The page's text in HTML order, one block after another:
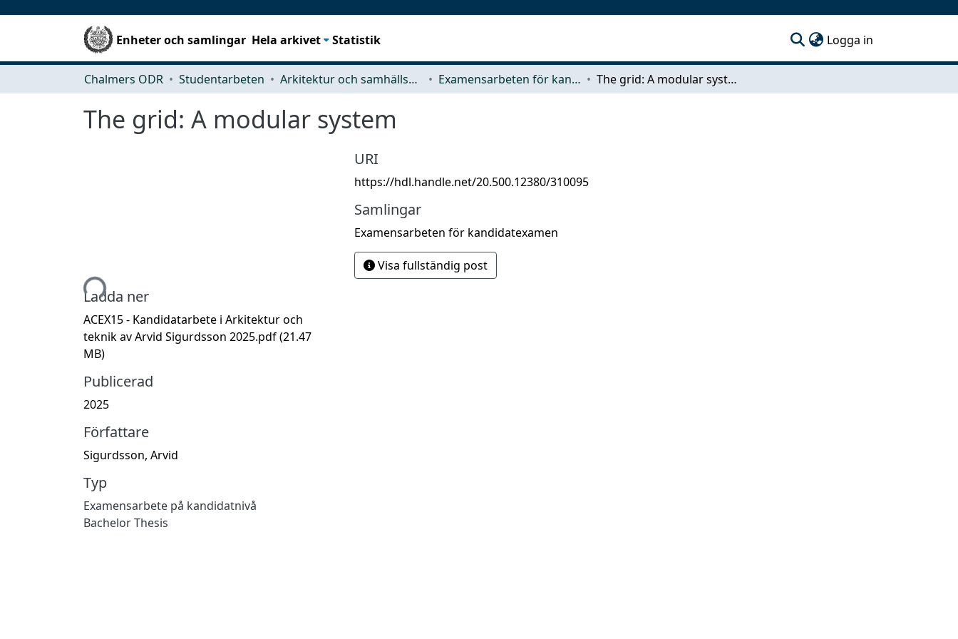
Enheter och samlingar Hela arkivet Statistik Logga in
Chalmers ODR Studentarbeten Arkitektur och samhällsbyggnadsteknik (ACE) Examensarbeten för kandidatexamen The grid: A modular system
The grid: A modular system
Hämtar...
Ladda ner
ACEX15 - Kandidatarbete i Arkitektur och
teknik av Arvid Sigurdsson 2025.pdf(21.47
MB)
Publicerad
2025
Författare
Sigurdsson, Arvid
Typ
Examensarbete på kandidatnivå
Bachelor Thesis
URI
https://hdl.handle.net/20.500.12380/310095
Samlingar
Examensarbeten för kandidatexamen
Visa fullständig post